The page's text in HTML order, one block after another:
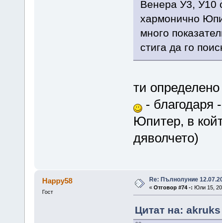
Венера У3, У10
хармонично
много
стига да го
ти
- благодаря
Юпитер, в
дяволчето)
Happy58
Гост
Re: Пълнолуние
« Отговор #74 -: Юли 15,
Цитат на: